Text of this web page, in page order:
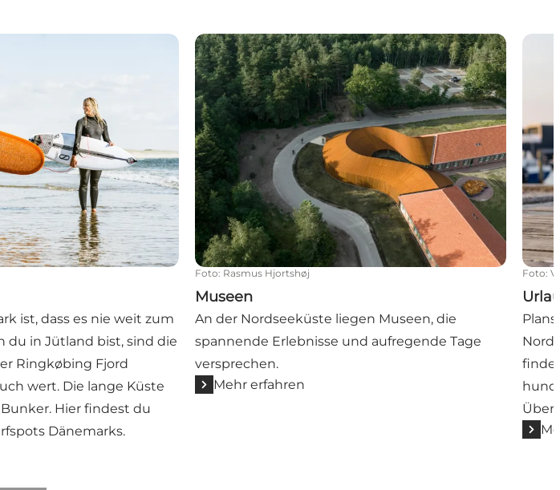
ist, dass es nie weit zum
du in Jütland bist, sind die
Ringkøbing Fjord
wert. Die lange Küste
Hier findest du
Dänemarks.
Museen
Foto: Rasmus Hjortshøj
Museen
An der Nordseeküste liegen Museen, die
spannende Erlebnisse und aufregende Tage
versprechen.
Mehr erfahren
Foto: